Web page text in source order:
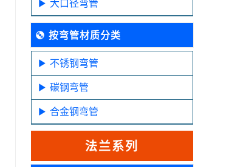
按弯管材质分类
不锈钢弯管
碳钢弯管
合金钢弯管
法兰系列